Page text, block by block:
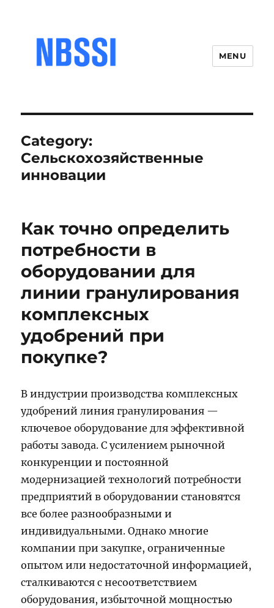
MENU
Category:
Сельскохозяйственные
инновации
Как точно определить
потребности в
оборудовании для
линии гранулирования
комплексных
удобрений при
покупке?
В индустрии производства комплексных
удобрений линия гранулирования —
ключевое оборудование для эффективной
работы завода. С усилением рыночной
конкуренции и постоянной
модернизацией технологий потребности
предприятий в оборудовании становятся
все более разнообразными и
индивидуальными. Однако многие
компании при закупке, ограниченные
опытом или недостаточной информацией,
сталкиваются с несоответствием
оборудования, избыточной мощностью